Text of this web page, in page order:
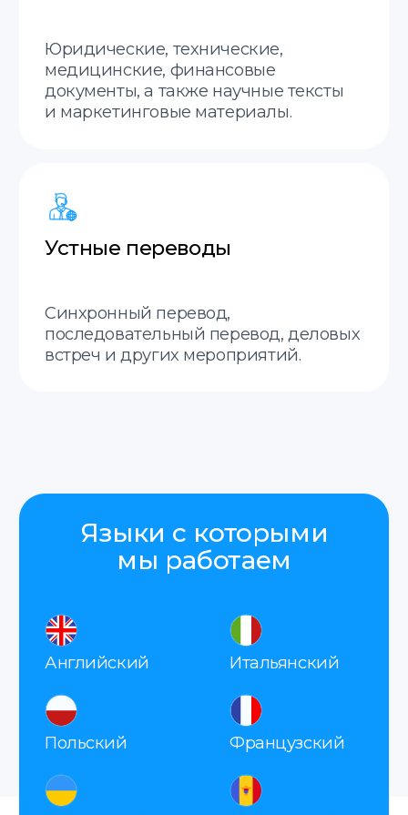
Оценка стоимости
перевода — всего
за 20 минут
документов,
и мы оперативно
оценим стоимость
и сроки перевода.
Соглашаюсь с
политикой